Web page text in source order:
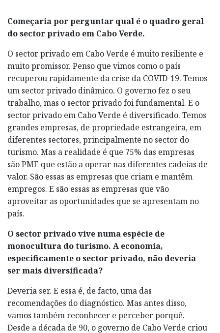
Começaria por perguntar qual é o quadro geral
do sector privado em Cabo Verde.
O sector privado em Cabo Verde é muito resiliente e
muito promissor. Penso que vimos como o país
recuperou rapidamente da crise da COVID-19. Temos
um sector privado dinâmico. O governo fez o seu
trabalho, mas o sector privado foi fundamental. E o
sector privado em Cabo Verde é diversificado. Temos
grandes empresas, de propriedade estrangeira, em
diferentes sectores, principalmente no sector do
turismo. Mas a realidade é que 75% das empresas
são PME que estão a operar nas diferentes cadeias de
valor. São essas as empresas que criam e mantêm
empregos. E são essas as empresas que vão
aproveitar as oportunidades que se apresentam no
país.
O sector privado vive numa espécie de
monocultura do turismo. A economia,
especificamente o sector privado, não deveria
ser mais diversificada?
Deveria ser. E essa é, de facto, uma das
recomendações do diagnóstico. Mas antes disso,
vamos também reconhecer e perceber porquê.
Desde a década de 90, o governo de Cabo Verde criou